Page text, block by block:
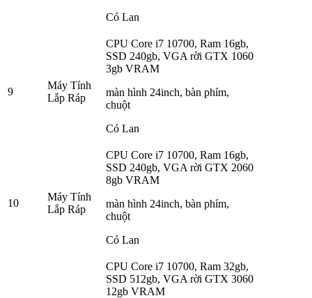
Có Lan
9
Máy Tính
Lắp Ráp
CPU Core i7 10700, Ram 16gb,
SSD 240gb, VGA rời GTX 1060
3gb VRAM
màn hình 24inch, bàn phím,
chuột
Có Lan
10
Máy Tính
Lắp Ráp
CPU Core i7 10700, Ram 16gb,
SSD 240gb, VGA rời GTX 2060
8gb VRAM
màn hình 24inch, bàn phím,
chuột
Có Lan
CPU Core i7 10700, Ram 32gb,
SSD 512gb, VGA rời GTX 3060
12gb VRAM